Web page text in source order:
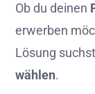
Ob du deinen
erwerben
Lösung
wählen.